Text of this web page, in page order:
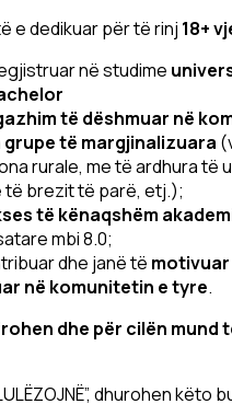
e dedikuar për të rinj 18+
në studime
të dëshmuar në
grupe të margjinalizuara
rurale, me të ardhura të
brezit të parë, etj.);
të kënaqshëm
mbi 8.0;
dhe janë të
në komunitetin e tyre.
dhe për cilën mund
dhurohen këto